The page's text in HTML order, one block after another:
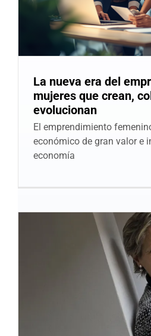
La nueva era del
mujeres que crean,
evolucionan
El emprendimiento
económico de gran valor e
economía